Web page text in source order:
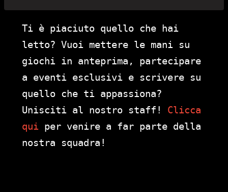
Ti è piaciuto quello che hai
letto? Vuoi mettere le mani su
giochi in anteprima, partecipare
a eventi esclusivi e scrivere su
quello che ti appassiona?
Unisciti al nostro staff! Clicca
qui per venire a far parte della
nostra squadra!